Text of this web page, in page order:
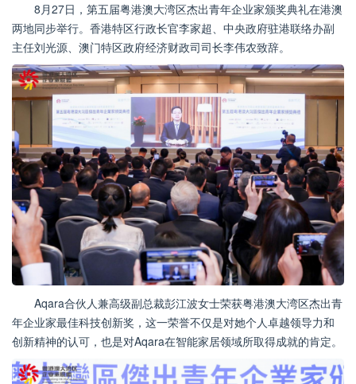
8月27日，第五届粤港澳大湾区杰出青年企业家颁奖典礼在港澳
两地同步举行。香港特区行政长官李家超、中央政府驻港联络办副
主任刘光源、澳门特区政府经济财政司司长李伟农致辞。
Aqara合伙人兼高级副总裁彭江波女士荣获粤港澳大湾区杰出青
年企业家最佳科技创新奖，这一荣誉不仅是对她个人卓越领导力和
创新精神的认可，也是对Aqara在智能家居领域所取得成就的肯定。